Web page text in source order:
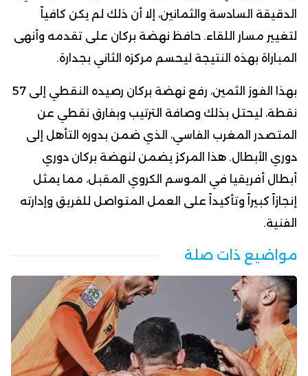
الدقيقة السادسة والثمانين، إلا أن ذلك لم يكن كافياً
لتغيير مسار اللقاء. حافظ نهضة بركان على تقدمه وأنهى
المباراة بهذه النتيجة ليحسم مركزه الثاني بجدارة.
بهذا الفوز الثمين، رفع نهضة بركان رصيده النقطي إلى 57
نقطة، ليحتل بذلك وصافة الترتيب وبفارق نقطي عن
المتصدر المغرب الفاسي، الذي ضمن بدوره التأهل إلى
دوري الأبطال. هذا المركز يضمن لنهضة بركان دوري
أبطال أفريقيا في الموسم الكروي المقبل، مما يمثل
إنجازاً كبيراً وتأكيداً على العمل المتواصل للفريق وإدارته
الفنية.
مواضيع ذات صلة